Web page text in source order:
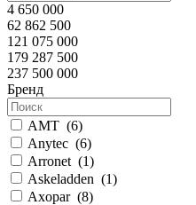
4 650 000
62 862 500
121 075 000
179 287 500
237 500 000
Бренд
AMT (6)
Anytec (6)
Arronet (1)
Askeladden (1)
Axopar(8)